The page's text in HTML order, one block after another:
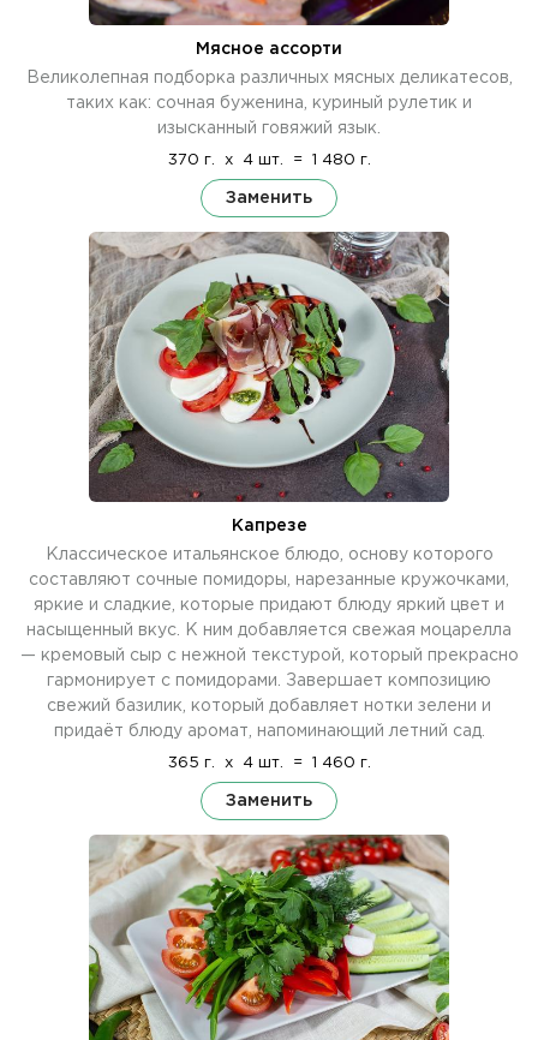
Мясное ассорти
Великолепная подборка различных мясных деликатесов,
таких как: сочная буженина, куриный рулетик и
изысканный говяжий язык.
370 г. x 4 шт. = 1 480 г.
Заменить
Капрезе
Классическое итальянское блюдо, основу которого
составляют сочные помидоры, нарезанные кружочками,
яркие и сладкие, которые придают блюду яркий цвет и
насыщенный вкус. К ним добавляется свежая моцарелла
— кремовый сыр с нежной текстурой, который прекрасно
гармонирует с помидорами. Завершает композицию
свежий базилик, который добавляет нотки зелени и
придаёт блюду аромат, напоминающий летний сад.
365 г. x 4 шт. = 1 460 г.
Заменить